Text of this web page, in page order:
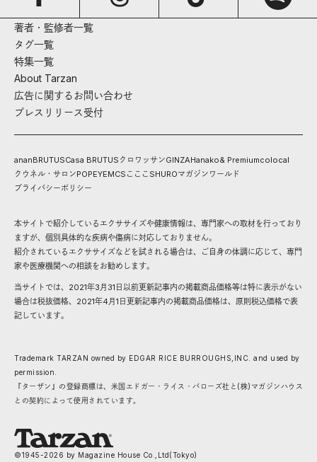
著者・監修者一覧
タグ一覧
特集一覧
About Tarzan
広告に関するお問い合わせ
プレスリリース受付
ananBRUTUSCasa BRUTUS クロワッサンGINZAHanako& Premiumcolocal
クウネル・サロンPOPEYEMCS こここ SHUROマガジンワールド
プライバシーポリシー
本サイトで紹介しているエクササイズや健康情報は、専門家への取材を行っており
ますが、個別具体的な疾病や傷病に対応しておりません。
紹介されているエクササイズなどを試される場合は、ご自身の体調に応じて、専門
家や医療機関への相談をお勧めします。
当サイトでは、2021年3月31日以前更新記事内の掲載商品価格等は特に表示がない
場合は税抜価格、2021年4月1日更新記事内の掲載商品価格は、原則税込価格で表
記しています。
Trademark TARZAN owned by EDGAR RICE BURROUGHS,INC. and used by
permission.
『ターザン』の登録商標は、米国エドガー・ライス・バローズ社と(株)マガジンハウス
との契約によって使用されています。
©1945-2026 by Magazine House Co.,Ltd(Tokyo)